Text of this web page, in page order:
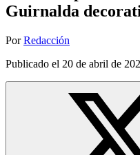
Guirnalda
Por Redacción
Publicado el 20 de abril de